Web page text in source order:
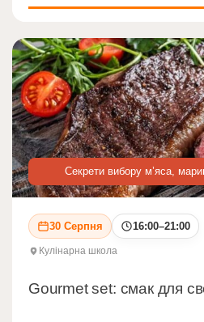
Секрети вибору м’яса,
30 Серпня 16:00–21:00
Кулінарна школа
Gourmet set: смак для